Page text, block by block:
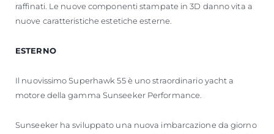
raffinati. Le nuove componenti stampate in 3D danno vita a
nuove caratteristiche estetiche esterne.
ESTERNO
Il nuovissimo Superhawk 55 è uno straordinario yacht a
motore della gamma Sunseeker Performance.
Sunseeker ha sviluppato una nuova imbarcazione da giorno